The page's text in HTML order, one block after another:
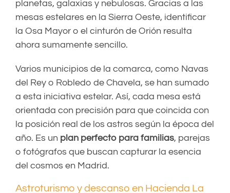
planetas, galaxias y nebulosas. Gracias a las
mesas estelares en la Sierra Oeste, identificar
la Osa Mayor o el cinturón de Orión resulta
ahora sumamente sencillo.
Varios municipios de la comarca, como Navas
del Rey o Robledo de Chavela, se han sumado
a esta iniciativa estelar. Así, cada mesa está
orientada con precisión para que coincida con
la posición real de los astros según la época del
año. Es un plan perfecto para familias, parejas
o fotógrafos que buscan capturar la esencia
del cosmos en Madrid.
Astroturismo y descanso en Hacienda La